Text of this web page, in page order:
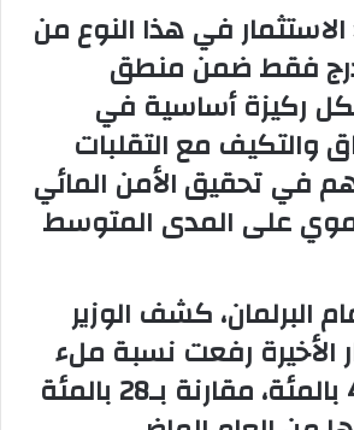
في هذا النوع من
فقط ضمن منطق
ركيزة أساسية في
والتكيف مع التقلبات
في تحقيق الأمن المائي
على المدى المتوسط
البرلمان، كشف الوزير
الأخيرة رفعت نسبة ملء
السدود إلى 46 بالمئة، مقارنة بـ28 بالمئة